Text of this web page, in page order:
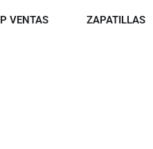
VENTAS OPEN TOP VENTAS
ZAPATILLAS